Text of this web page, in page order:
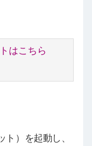
はこちら
）を起動し、